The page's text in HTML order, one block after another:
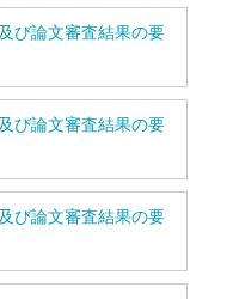
び論文審査結果の要
び論文審査結果の要
び論文審査結果の要